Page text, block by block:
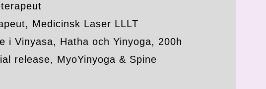
Medicinsk Laser LLLT
i Vinyasa, Hatha och Yinyoga, 200h
release, MyoYinyoga & Spine